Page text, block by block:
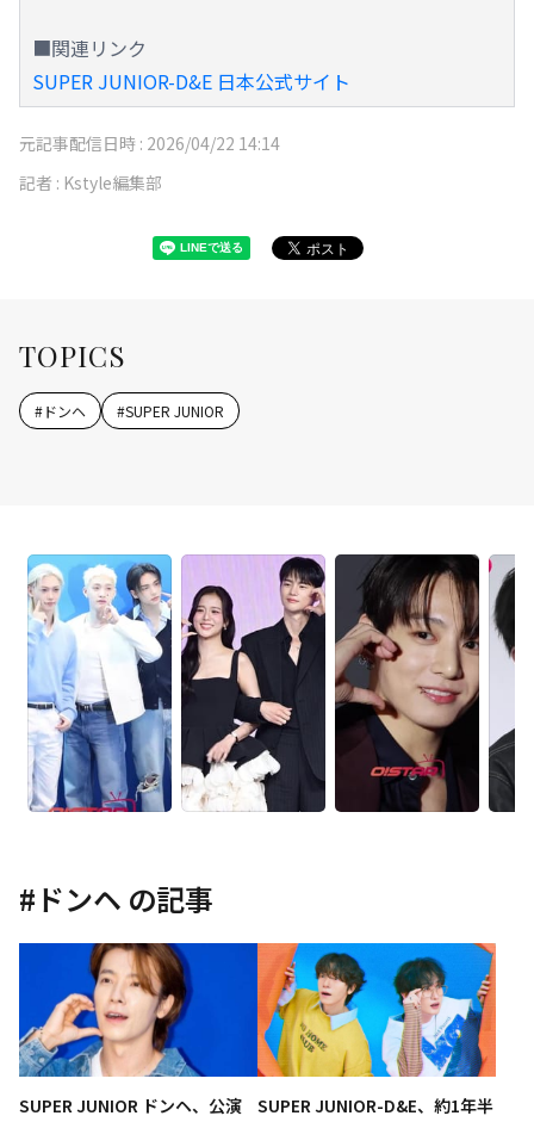
■関連リンク
SUPER JUNIOR-D&E 日本公式サイト
元記事配信日時 : 2026/04/22 14:14
記者 : Kstyle編集部
TOPICS
#ドンヘ #SUPER JUNIOR
# ドンヘ の記事
SUPER JUNIOR ドンヘ、公演 SUPER JUNIOR-D&E、約1年半